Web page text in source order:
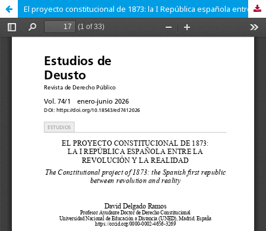
El proyecto constitucional de 1873: la I República española entre la revolución y la realidad